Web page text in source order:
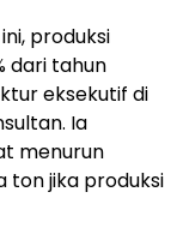
produksi
dari tahun
eksekutif di
Ia
menurun
ton jika produksi